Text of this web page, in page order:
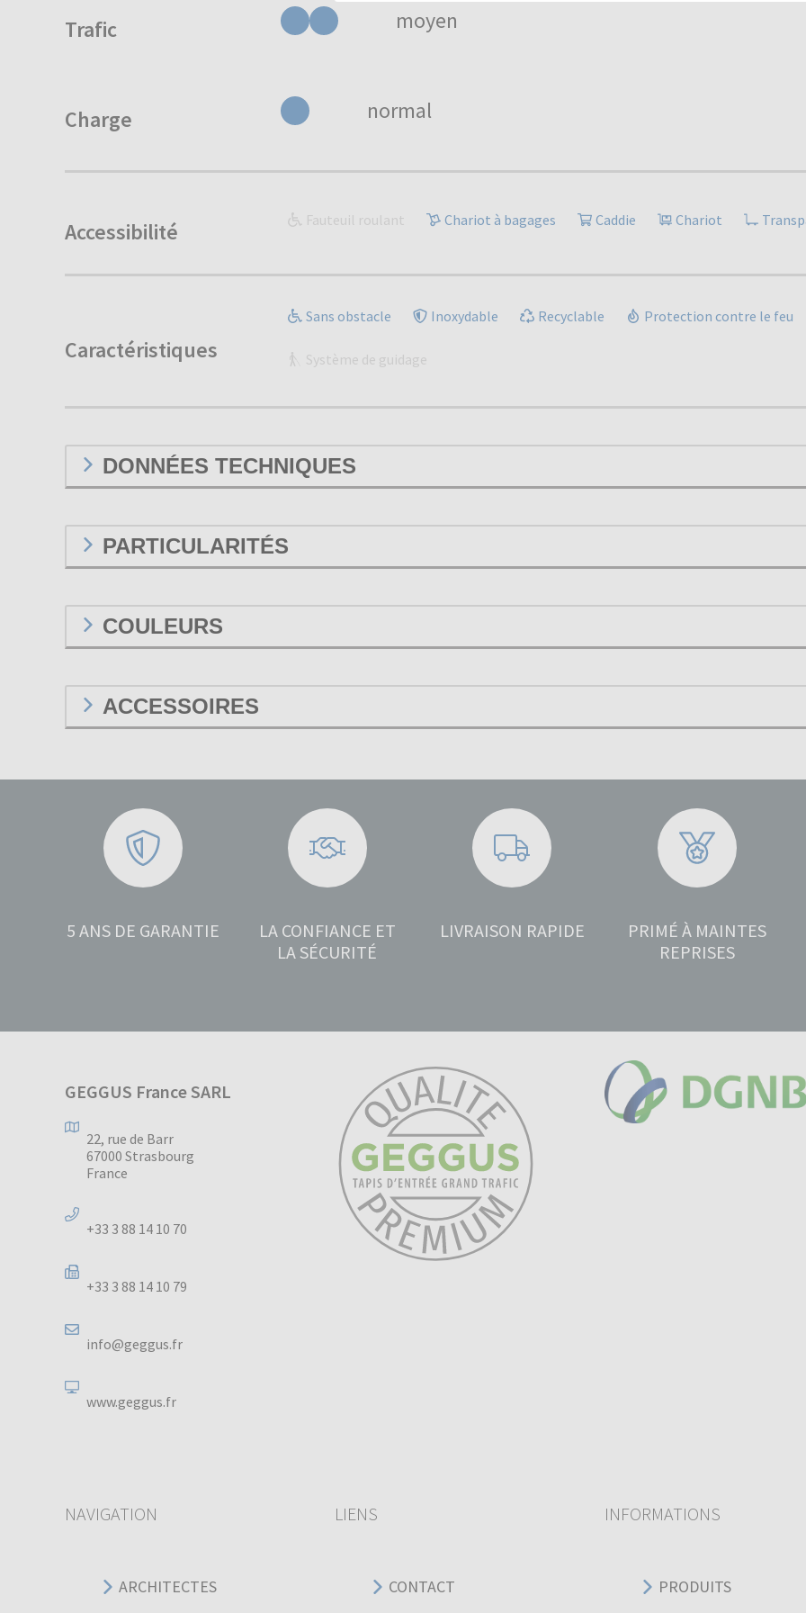
Trafic moyen
Charge normal
Accessibilité Fauteuil roulant Chariot à bagages Caddie Chariot
Caractéristiques
Sans obstacle Inoxydable Recyclable Protection contre le feu
Système de guidage
DONNÉES TECHNIQUES
PARTICULARITÉS
COULEURS
ACCESSOIRES
5 ANS DE GARANTIE
LA CONFIANCE ET
LA SÉCURITÉ
LIVRAISON RAPIDE
PRIMÉ À MAINTES
REPRISES
GEGGUS France SARL
22, rue de Barr
67000 Strasbourg
France
+33 3 88 14 10 70
+33 3 88 14 10 79
info@geggus.fr
www.geggus.fr
NAVIGATION
ARCHITECTES
LIENS
CONTACT
INFORMATIONS
PRODUITS